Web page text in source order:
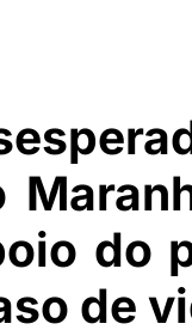
do
de